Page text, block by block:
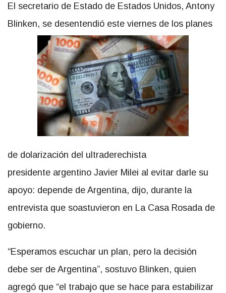
El secretario de Estado de Estados Unidos, Antony
Blinken, se desentendió este viernes de los planes
de dolarización del ultraderechista
presidente argentino Javier Milei al evitar darle su
apoyo: depende de Argentina, dijo, durante la
entrevista que soastuvieron en La Casa Rosada de
gobierno.
“Esperamos escuchar un plan, pero la decisión
debe ser de Argentina”, sostuvo Blinken, quien
agregó que “el trabajo que se hace para estabilizar